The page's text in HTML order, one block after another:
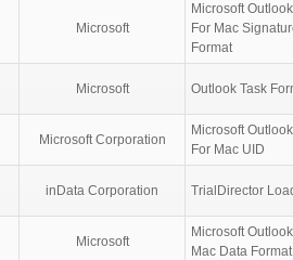
Microsoft
Microsoft
For Mac
Format
Microsoft Outlook Task
Microsoft Corporation
Microsoft
For Mac UID
inData Corporation TrialDirector
Microsoft
Microsoft
Mac Data Format